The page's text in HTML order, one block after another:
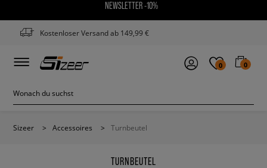
NEWSLETTER -10%
Kostenloser Versand ab 149,99 €
0 0
Sizeer > Accessoires > Turnbeutel
TURNBEUTEL